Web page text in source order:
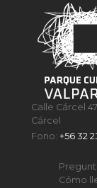
Calle Cárcel
Cárcel
Fono:+56 32
Cómo